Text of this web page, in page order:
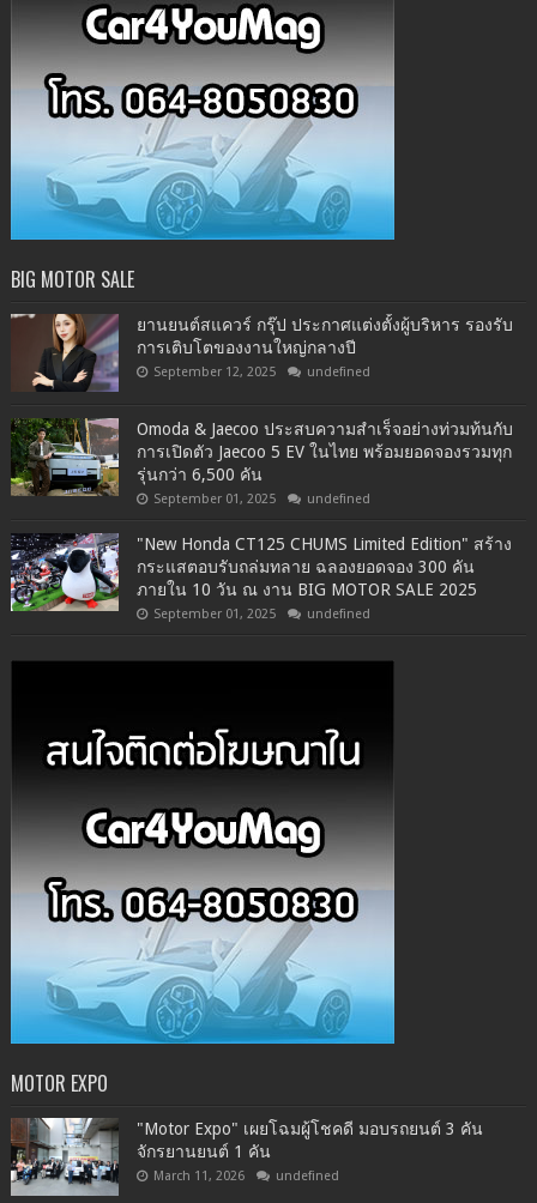
BIG MOTOR SALE
ยานยนต์สแควร์ กรุ๊ป ประกาศแต่งตั้งผู้บริหาร รองรับ
การเติบโตของงานใหญ่กลางปี
September 12, 2025 undefined
Omoda & Jaecoo ประสบความสำเร็จอย่างท่วมท้นกับ
การเปิดตัว Jaecoo 5 EV ในไทย พร้อมยอดจองรวมทุก
รุ่นกว่า 6,500 คัน
September 01, 2025 undefined
"New Honda CT125 CHUMS Limited Edition" สร้าง
กระแสตอบรับถล่มทลาย ฉลองยอดจอง 300 คัน
ภายใน 10 วัน ณ งาน BIG MOTOR SALE 2025
September 01, 2025 undefined
MOTOR EXPO
"Motor Expo" เผยโฉมผู้โชคดี มอบรถยนต์ 3 คัน
จักรยานยนต์ 1 คัน
March 11, 2026 undefined